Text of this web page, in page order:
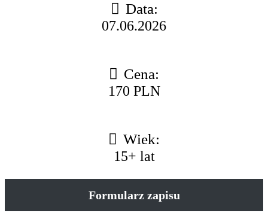
Data:
07.06.2026
Cena:
170 PLN
Wiek:
15+ lat
Formularz zapisu